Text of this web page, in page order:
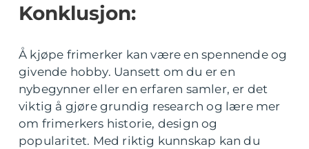
Konklusjon:
Å kjøpe frimerker kan være en spennende og
givende hobby. Uansett om du er en
nybegynner eller en erfaren samler, er det
viktig å gjøre grundig research og lære mer
om frimerkers historie, design og
popularitet. Med riktig kunnskap kan du